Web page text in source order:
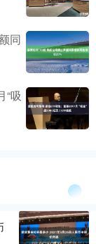
同
“吸